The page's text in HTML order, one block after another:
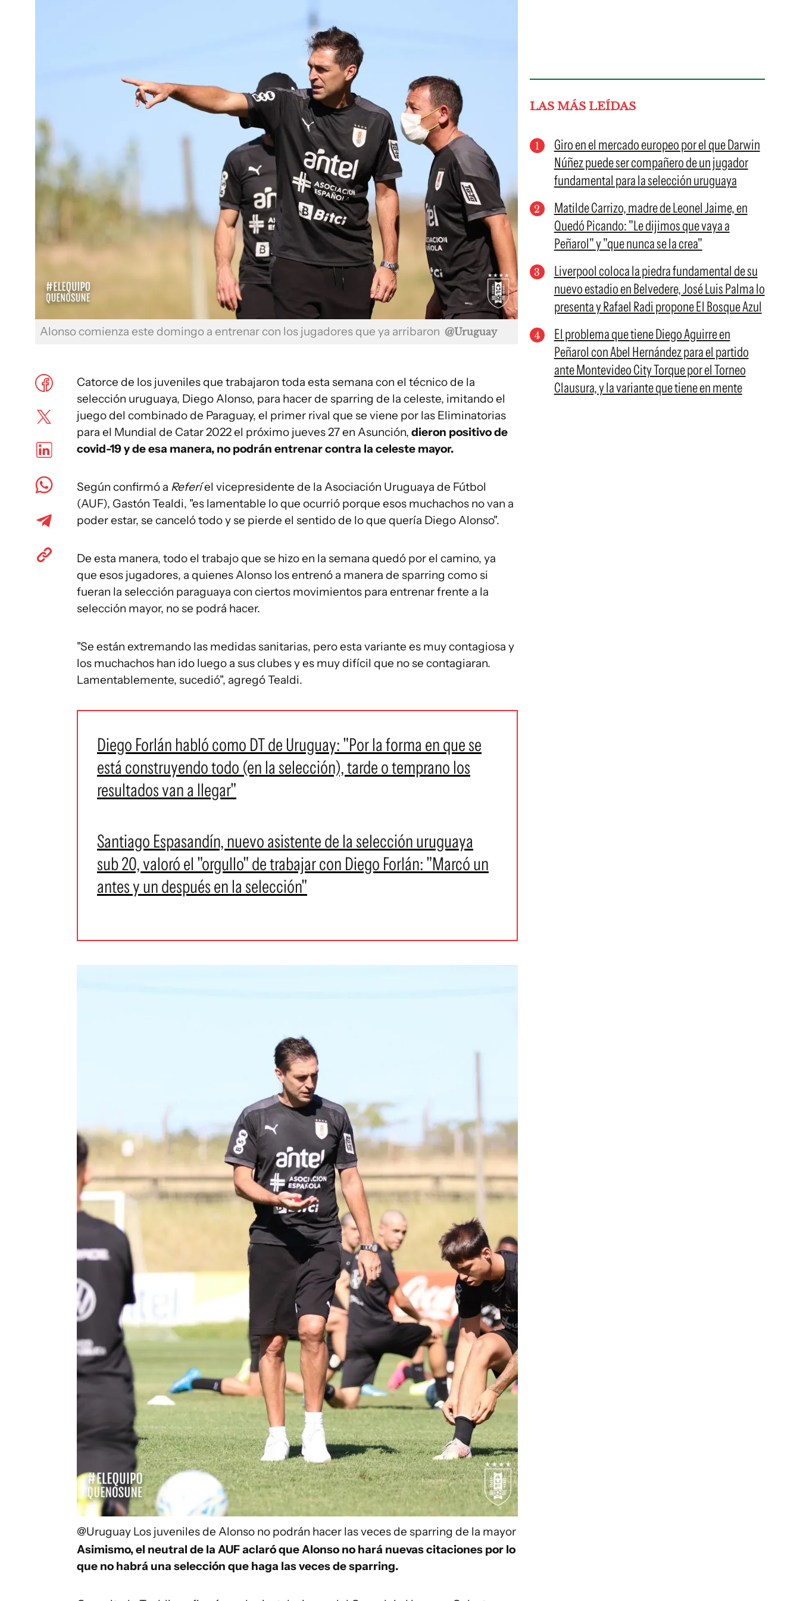
Alonso comienza este domingo a entrenar con los jugadores que ya arribaron @Uruguay
Catorce de los juveniles que trabajaron toda esta semana con el técnico de la
selección uruguaya, Diego Alonso, para hacer de sparring de la celeste, imitando el
juego del combinado de Paraguay, el primer rival que se viene por las Eliminatorias
para el Mundial de Catar 2022 el próximo jueves 27 en Asunción, dieron positivo de
covid-19 y de esa manera, no podrán entrenar contra la celeste mayor.
Según confirmó a Referíel vicepresidente de la Asociación Uruguaya de Fútbol
(AUF), Gastón Tealdi, "es lamentable lo que ocurrió porque esos muchachos no van a
poder estar, se canceló todo y se pierde el sentido de lo que quería Diego Alonso".
De esta manera, todo el trabajo que se hizo en la semana quedó por el camino, ya
que esos jugadores, a quienes Alonso los entrenó a manera de sparring como si
fueran la selección paraguaya con ciertos movimientos para entrenar frente a la
selección mayor, no se podrá hacer.
"Se están extremando las medidas sanitarias, pero esta variante es muy contagiosa y
los muchachos han ido luego a sus clubes y es muy difícil que no se contagiaran.
Lamentablemente, sucedió", agregó Tealdi.
Diego Forlán habló como DT de Uruguay: "Por la forma en que se
está construyendo todo (en la selección), tarde o temprano los
resultados van a llegar"
Santiago Espasandín, nuevo asistente de la selección uruguaya
sub 20, valoró el "orgullo" de trabajar con Diego Forlán: "Marcó un
antes y un después en la selección"
@Uruguay Los juveniles de Alonso no podrán hacer las veces de sparring de la mayor
Asimismo, el neutral de la AUF aclaró que Alonso no hará nuevas citaciones por lo
que no habrá una selección que haga las veces de sparring.
LAS MÁS LEÍDAS
Giro en el mercado europeo por el que Darwin
Núñez puede ser compañero de un jugador
fundamental para la selección uruguaya
Matilde Carrizo, madre de Leonel Jaime, en
Quedó Picando: "Le dijimos que vaya a
Peñarol" y "que nunca se la crea"
Liverpool coloca la piedra fundamental de su
nuevo estadio en Belvedere, José Luis Palma lo
presenta y Rafael Radi propone El Bosque Azul
El problema que tiene Diego Aguirre en
Peñarol con Abel Hernández para el partido
ante Montevideo City Torque por el Torneo
Clausura, y la variante que tiene en mente